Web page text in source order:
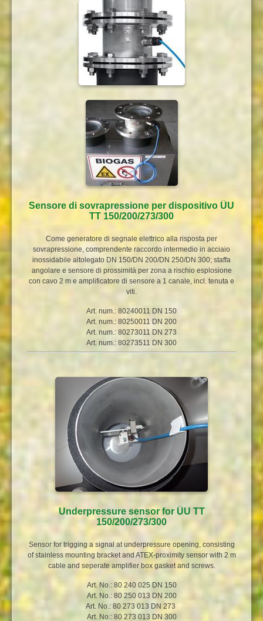
Sensore di sovrapressione per dispositivo ÜU
TT 150/200/273/300
Come generatore di segnale elettrico alla risposta per
sovrapressione, comprendente raccordo intermedio in acciaio
inossidabile altolegato DN 150/DN 200/DN 250/DN 300; staffa
angolare e sensore di prossimità per zona a rischio esplosione
con cavo 2 m e amplificatore di sensore a 1 canale, incl. tenuta e
viti.
Art. num.: 80240011 DN 150
Art. num.: 80250011 DN 200
Art. num.: 80273011 DN 273
Art. num.: 80273511 DN 300
Underpressure sensor for ÜU TT
150/200/273/300
Sensor for trigging a signal at underpressure opening, consisting
of stainless mounting bracket and ATEX-proximity sensor with 2 m
cable and seperate amplifier box gasket and screws.
Art. No.: 80 240 025 DN 150
Art. No.: 80 250 013 DN 200
Art. No.: 80 273 013 DN 273
Art. No.: 80 273 013 DN 300